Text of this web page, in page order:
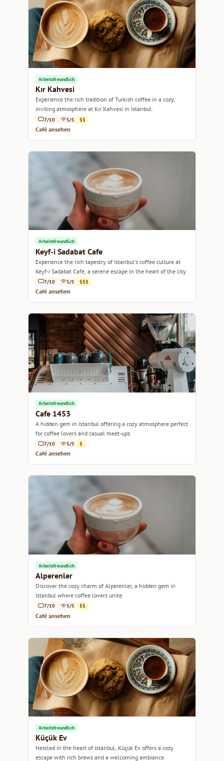
Arbeitsfreundlich
Kır Kahvesi
Experience the rich tradition of Turkish coffee in a cozy,
inviting atmosphere at Kır Kahvesi in Istanbul.
7/10 5/5 $$
Café ansehen
Arbeitsfreundlich
Keyf-i Sadabat Cafe
Experience the rich tapestry of Istanbul's coffee culture at
Keyf-i Sadabat Cafe, a serene escape in the heart of the city.
7/10 5/5 $$$
Café ansehen
Arbeitsfreundlich
Cafe 1453
A hidden gem in Istanbul offering a cozy atmosphere perfect
for coffee lovers and casual meet-ups.
7/10 5/5 $
Café ansehen
Arbeitsfreundlich
Alperenler
Discover the cozy charm of Alperenler, a hidden gem in
Istanbul where coffee lovers unite.
7/10 5/5 $$
Café ansehen
Arbeitsfreundlich
Küçük Ev
Nestled in the heart of Istanbul, Küçük Ev offers a cozy
escape with rich brews and a welcoming ambiance.